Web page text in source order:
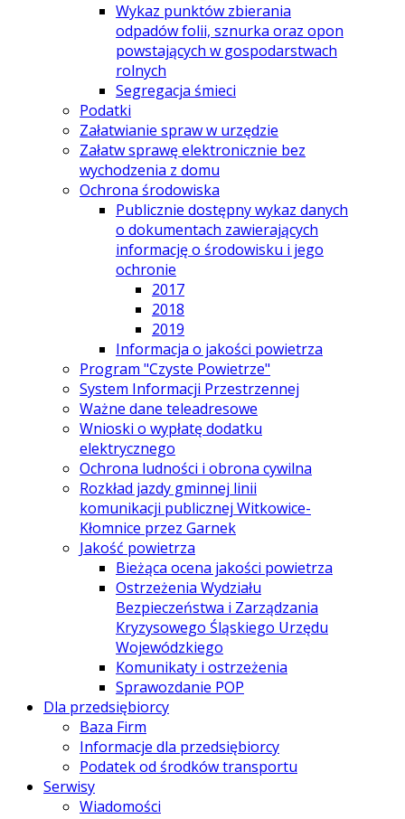
Wykaz punktów zbierania
odpadów folii, sznurka oraz opon
powstających w gospodarstwach
rolnych
Segregacja śmieci
Podatki
Załatwianie spraw w urzędzie
Załatw sprawę elektronicznie bez
wychodzenia z domu
Ochrona środowiska
Publicznie dostępny wykaz danych
o dokumentach zawierających
informację o środowisku i jego
ochronie
2017
2018
2019
Informacja o jakości powietrza
Program "Czyste Powietrze"
System Informacji Przestrzennej
Ważne dane teleadresowe
Wnioski o wypłatę dodatku
elektrycznego
Ochrona ludności i obrona cywilna
Rozkład jazdy gminnej linii
komunikacji publicznej Witkowice-
Kłomnice przez Garnek
Jakość powietrza
Bieżąca ocena jakości powietrza
Ostrzeżenia Wydziału
Bezpieczeństwa i Zarządzania
Kryzysowego Śląskiego Urzędu
Wojewódzkiego
Komunikaty i ostrzeżenia
Sprawozdanie POP
Dla przedsiębiorcy
Baza Firm
Informacje dla przedsiębiorcy
Podatek od środków transportu
Serwisy
Wiadomości